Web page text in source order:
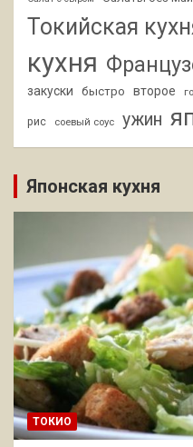
Токийская
кухня
закуски
быстро второе
рис соевый соус ужин
Японская кухня
ТОКИО